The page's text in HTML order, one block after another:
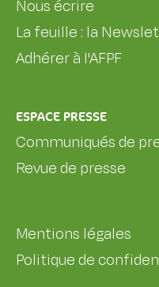
Nous écrire
La feuille : la
Adhérer à l'AFPF
ESPACE PRESSE
Communiqués de
Revue de presse
Mentions légales
Politique de